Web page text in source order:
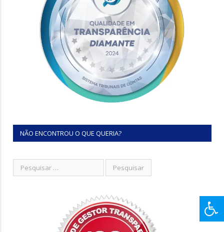
NÃO ENCONTROU O QUE QUERIA?